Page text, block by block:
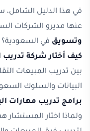
في هذا الدليل الشامل،
عنها مديرو الشركات
وتسويق في السعودية؟
كيف أختار شركة تدريب
بين تدريب المبيعات
البيانات والسلوك
برامج تدريب مهارات
ولماذا اختار